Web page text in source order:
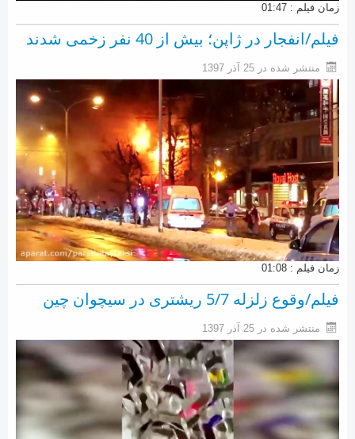
زمان فیلم : 01:47
فیلم/انفجار در ژاپن؛ بیش از 40 نفر زخمی شدند
منتشر شده در 25 آذر 1397
زمان فیلم : 01:08
فیلم/وقوع زلزله 5/7 ریشتری در سیچوان چین
منتشر شده در 25 آذر 1397